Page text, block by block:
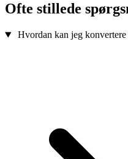
Ofte stillede
Hvordan kan jeg